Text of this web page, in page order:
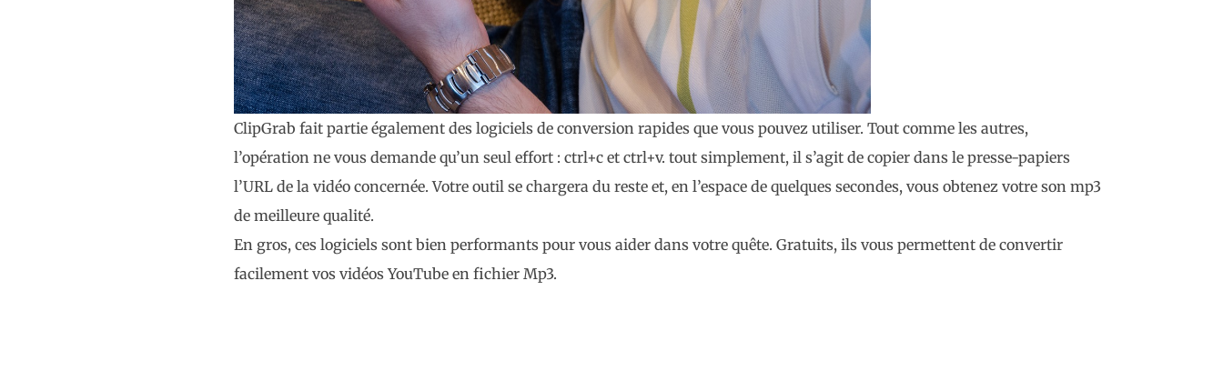
ClipGrab fait partie également des logiciels de conversion rapides que vous pouvez utiliser. Tout comme les autres,
l’opération ne vous demande qu’un seul effort : ctrl+c et ctrl+v. tout simplement, il s’agit de copier dans le presse-papiers
l’URL de la vidéo concernée. Votre outil se chargera du reste et, en l’espace de quelques secondes, vous obtenez votre son mp3
de meilleure qualité.
En gros, ces logiciels sont bien performants pour vous aider dans votre quête. Gratuits, ils vous permettent de convertir
facilement vos vidéos YouTube en fichier Mp3.